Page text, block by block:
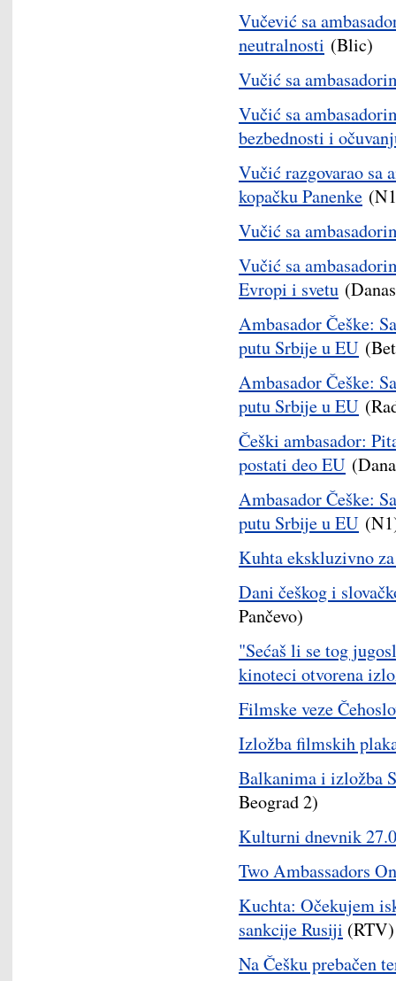
Vučević sa
neutralnosti (Blic)
Vučić sa
Vučić sa
bezbednosti i
Vučić razgovarao sa
kopačku Panenke
Vučić sa
Vučić sa
Evropi i svetu
Ambasador Češke:
putu Srbije u EU
Ambasador Češke:
putu Srbije u EU
Češki ambasador:
postati deo EU
Ambasador Češke:
putu Srbije u EU
Kuhta ekskluzivno
Dani češkog i
Pančevo)
"Sećaš li se tog
kinoteci otvorena
Filmske veze
Izložba filmskih
Balkanima i izložba
Beograd 2)
Kulturni dnevnik
Two Ambassadors
Kuchta: Očekujem
sankcije Rusiji (RTV)
Na Češku prebačen